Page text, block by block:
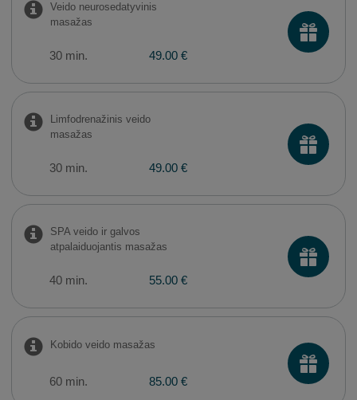
Veido neurosedatyvinis
masažas
30 min. 49.00 €
Limfodrenažinis veido
masažas
30 min. 49.00 €
SPA veido ir galvos
atpalaiduojantis masažas
40 min. 55.00 €
Kobido veido masažas
60 min. 85.00 €